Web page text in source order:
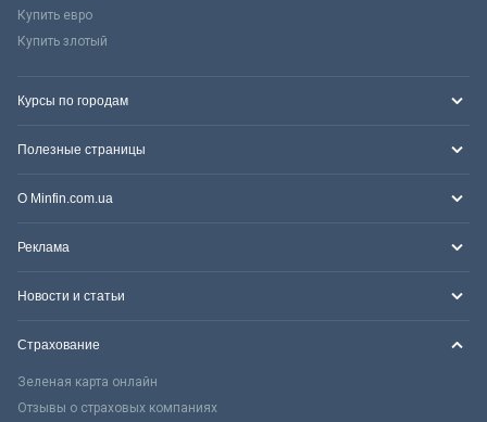
Купить евро
Купить злотый
Курсы по городам
Полезные страницы
О Minfin.com.ua
Реклама
Новости и статьи
Страхование
Зеленая карта онлайн
Отзывы о страховых компаниях